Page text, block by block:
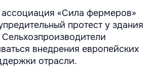
ассоциация «Сила фермеров»
протест у здания
Сельхозпроизводители
внедрения европейских
отрасли.